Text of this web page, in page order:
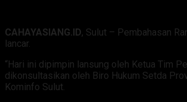
CAHAYASIANG.ID, Sulut – Pembahasan
lancar.
“Hari ini dipimpin lansung oleh Ketua Tim
dikonsultasikan oleh Biro Hukum Setda
Kominfo Sulut.